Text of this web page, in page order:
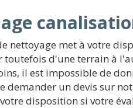
nettoyage met à votre
d'une terrain à
il est impossible de
demander un devis sur
disposition si votre